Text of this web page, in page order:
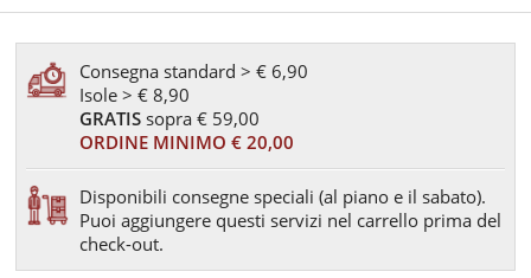
Consegna standard > € 6,90
Isole > € 8,90
GRATIS sopra € 59,00
ORDINE MINIMO € 20,00
Disponibili consegne speciali (al piano e il sabato).
Puoi aggiungere questi servizi nel carrello prima del
check-out.